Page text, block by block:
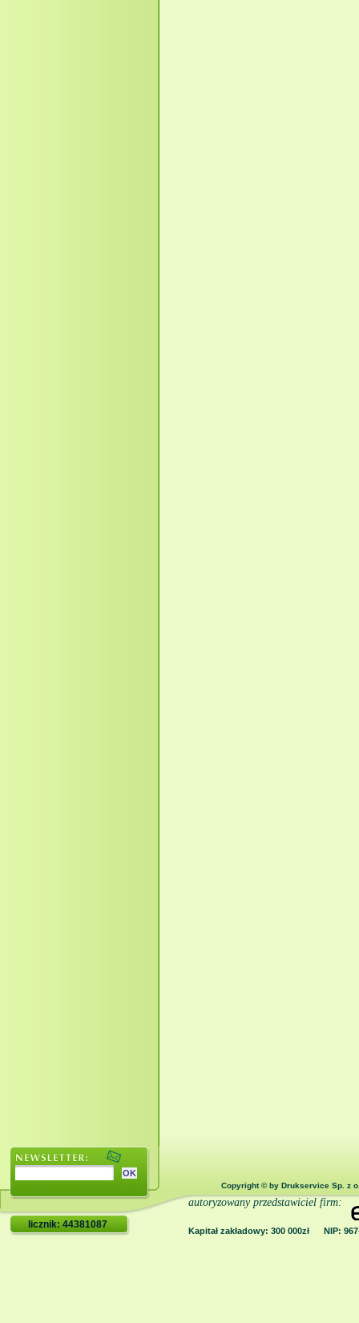
Copyright © by Drukservice Sp. z
licznik: 44381087
autoryzowany przedstawiciel firm:
Kapitał zakładowy: 300 000zł NIP: